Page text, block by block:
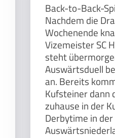
Back-to-Back-
Nachdem die
Wochenende
Vizemeister SC
steht
Auswärtsduell
an. Bereits
Kufsteiner dann
zuhause in der
Derbytime in der